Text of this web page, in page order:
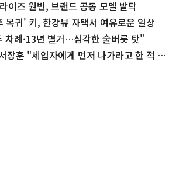
이즈 원빈, 브랜드 공동 모델 발탁
복귀' 키, 한강뷰 자택서 여유로운 일상
차례·13년 별거…심각한 술버릇 탓"
장훈 "세입자에게 먼저 나가라고 한 적 없